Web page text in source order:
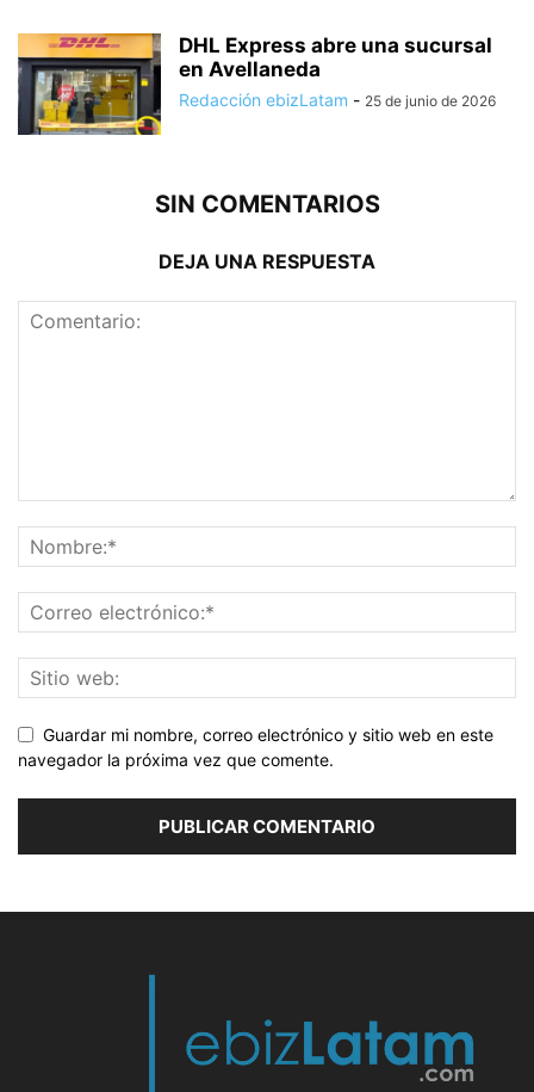
DHL Express abre una sucursal
en Avellaneda
Redacción ebizLatam - 25 de junio de 2026
SIN COMENTARIOS
DEJA UNA RESPUESTA
Guardar mi nombre, correo electrónico y sitio web en este
navegador la próxima vez que comente.